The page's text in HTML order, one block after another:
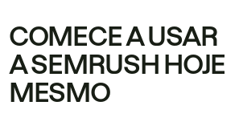
COMECE A USAR
A SEMRUSH HOJE
MESMO